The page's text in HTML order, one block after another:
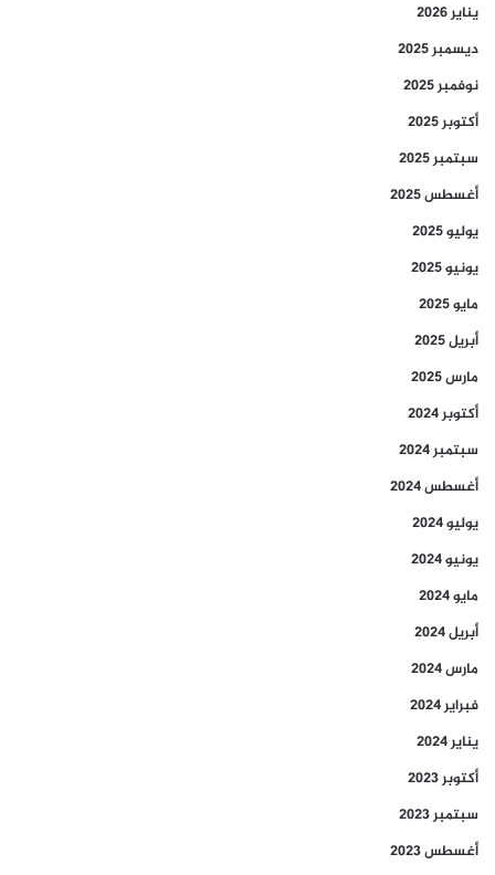
يناير 2026
ديسمبر 2025
نوفمبر 2025
أكتوبر 2025
سبتمبر 2025
أغسطس 2025
يوليو 2025
يونيو 2025
مايو 2025
أبريل 2025
مارس 2025
أكتوبر 2024
سبتمبر 2024
أغسطس 2024
يوليو 2024
يونيو 2024
مايو 2024
أبريل 2024
مارس 2024
فبراير 2024
يناير 2024
أكتوبر 2023
سبتمبر 2023
أغسطس 2023